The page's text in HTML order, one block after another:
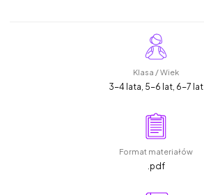
Klasa / Wiek
3-4 lata, 5-6 lat, 6-7 lat
Format materiałów
.pdf